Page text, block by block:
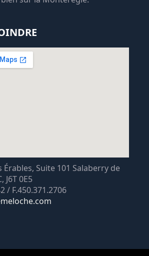
Érables, Suite 101 Salaberry de
J6T 0E5
/ F.450.371.2706